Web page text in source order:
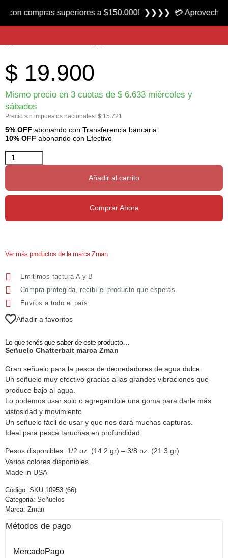
Producto nuevo
Señuelo Chatterbait marca Zman
$ 19.900
Mismo precio en 3 cuotas de $6.633 miércoles y
sábados
Precio sin impuestos nacionales: $ 15.721
5% OFF abonando con Transferencia bancaria
10% OFF abonando con Efectivo
Añadir al carrito
Comprar Ahora
Ver más productos de la marca Zman
Emitimos factura A y B
Compra protegida, recibí el producto que esperás.
Envíos a todo el país
Añadir a favoritos
Lo que tenés que saber de este producto…
Señuelo Chatterbait marca Zman
Gran señuelo para la pesca de depredadores de agua dulce.
Un señuelo muy efectivo gracias a las grandes vibraciones que
produce bajo al agua.
Lo podemos usar solo o agregandole una goma para darle más
vistosidad y movimiento.
Un señuelo fácil de usar y que nos dará muchas capturas.
Ideal para pesca taruchas en profundidad.
Pesos disponibles: 1/2 oz. (14.2 gr) – 3/8 oz. (21.3 gr)
Varios colores disponibles.
Made in USA
Código: SKU 10953 (66)
Categoria: Señuelos
Marca: Zman
Métodos de pago
MercadoPago
superiores a $150.000! ❯❯❯❯ 💳 Aprovecha las 3